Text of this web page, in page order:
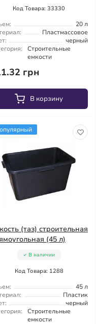
Код Товара: 33330
20 л
Пластмассовое
черный
Строительные
емкости
грн
В корзину
(таз) строительная
(45 л)
В наличии
Код Товара: 1288
45 л
Пластик
черный
Строительные
емкости